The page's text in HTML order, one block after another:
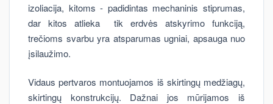
izoliacija, kitoms - padidintas mechaninis stiprumas,
dar kitos atlieka tik erdvės atskyrimo funkciją,
trečioms svarbu yra atsparumas ugniai, apsauga nuo
įsilaužimo.
Vidaus pertvaros montuojamos iš skirtingų medžiagų,
skirtingų konstrukcijų. Dažnai jos mūrijamos iš